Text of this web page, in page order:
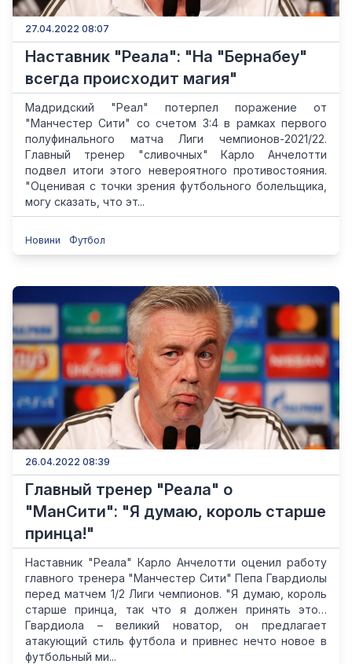
27.04.2022 08:07
Наставник "Реала": "На "Бернабеу"
всегда происходит магия"
Мадридский "Реал" потерпел поражение от
"Манчестер Сити" со счетом 3:4 в рамках первого
полуфинального матча Лиги чемпионов-2021/22.
Главный тренер "сливочных" Карло Анчелотти
подвел итоги этого невероятного противостояния.
"Оценивая с точки зрения футбольного болельщика,
могу сказать, что эт...
Новини Футбол
26.04.2022 08:39
Главный тренер "Реала" о
"МанСити": "Я думаю, король старше
принца!"
Наставник "Реала" Карло Анчелотти оценил работу
главного тренера "Манчестер Сити" Пепа Гвардиолы
перед матчем 1/2 Лиги чемпионов. "Я думаю, король
старше принца, так что я должен принять это…
Гвардиола – великий новатор, он предлагает
атакующий стиль футбола и привнес нечто новое в
футбольный ми...